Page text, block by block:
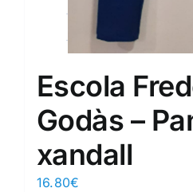
Escola
Godàs –
xandall
16.80€